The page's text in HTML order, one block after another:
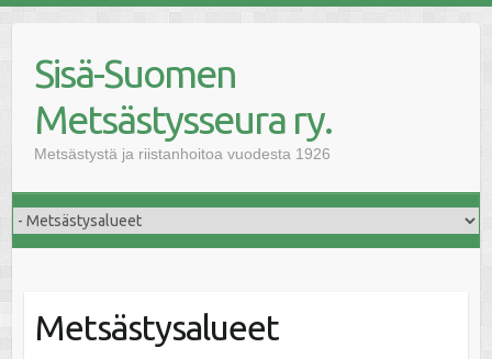
contentSisä-Suomen
Metsästysseura ry.
Metsästystä ja riistanhoitoa vuodesta 1926
Metsästysalueet